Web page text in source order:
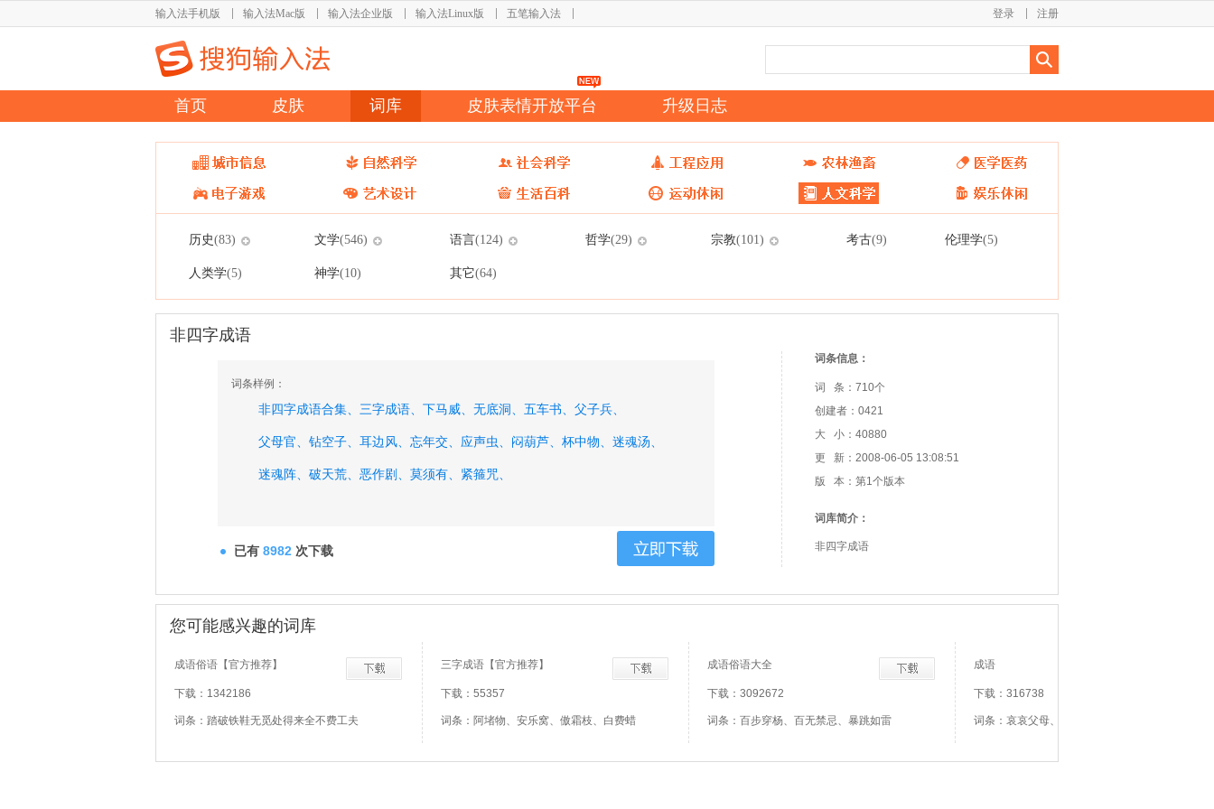
输入法手机版 输入法Mac版 输入法企业版 输入法Linux版 五笔输入法 注册
登录
首页 皮肤 词库 皮肤表情开放平台 升级日志
历史(83) 文学(546) 语言(124) 哲学(29) 宗教(101) 考古(9) 伦理学(5)
人类学(5) 神学(10) 其它(64)
非四字成语
词条样例：
非四字成语合集、 三字成语、 下马威、 无底洞、 五车书、 父子兵、
父母官、 钻空子、 耳边风、 忘年交、 应声虫、 闷葫芦、 杯中物、 迷魂汤、
迷魂阵、 破天荒、 恶作剧、 莫须有、 紧箍咒、
已有 8982 次下载
词条信息：
词 条：710个
创建者：0421
大 小：40880
更 新：2008-06-05 13:08:51
版 本：第1个版本
词库简介：
非四字成语
您可能感兴趣的词库
成语俗语【官方推荐】
下载：1342186
词条：踏破铁鞋无觅处得来全不费工夫
三字成语【官方推荐】
下载：55357
词条：阿堵物、安乐窝、傲霜枝、白费蜡
成语俗语大全
下载：3092672
词条：百步穿杨、百无禁忌、暴跳如雷
成语
下载：316738
词条：哀哀父母、哀哀欲绝、哀兵必胜